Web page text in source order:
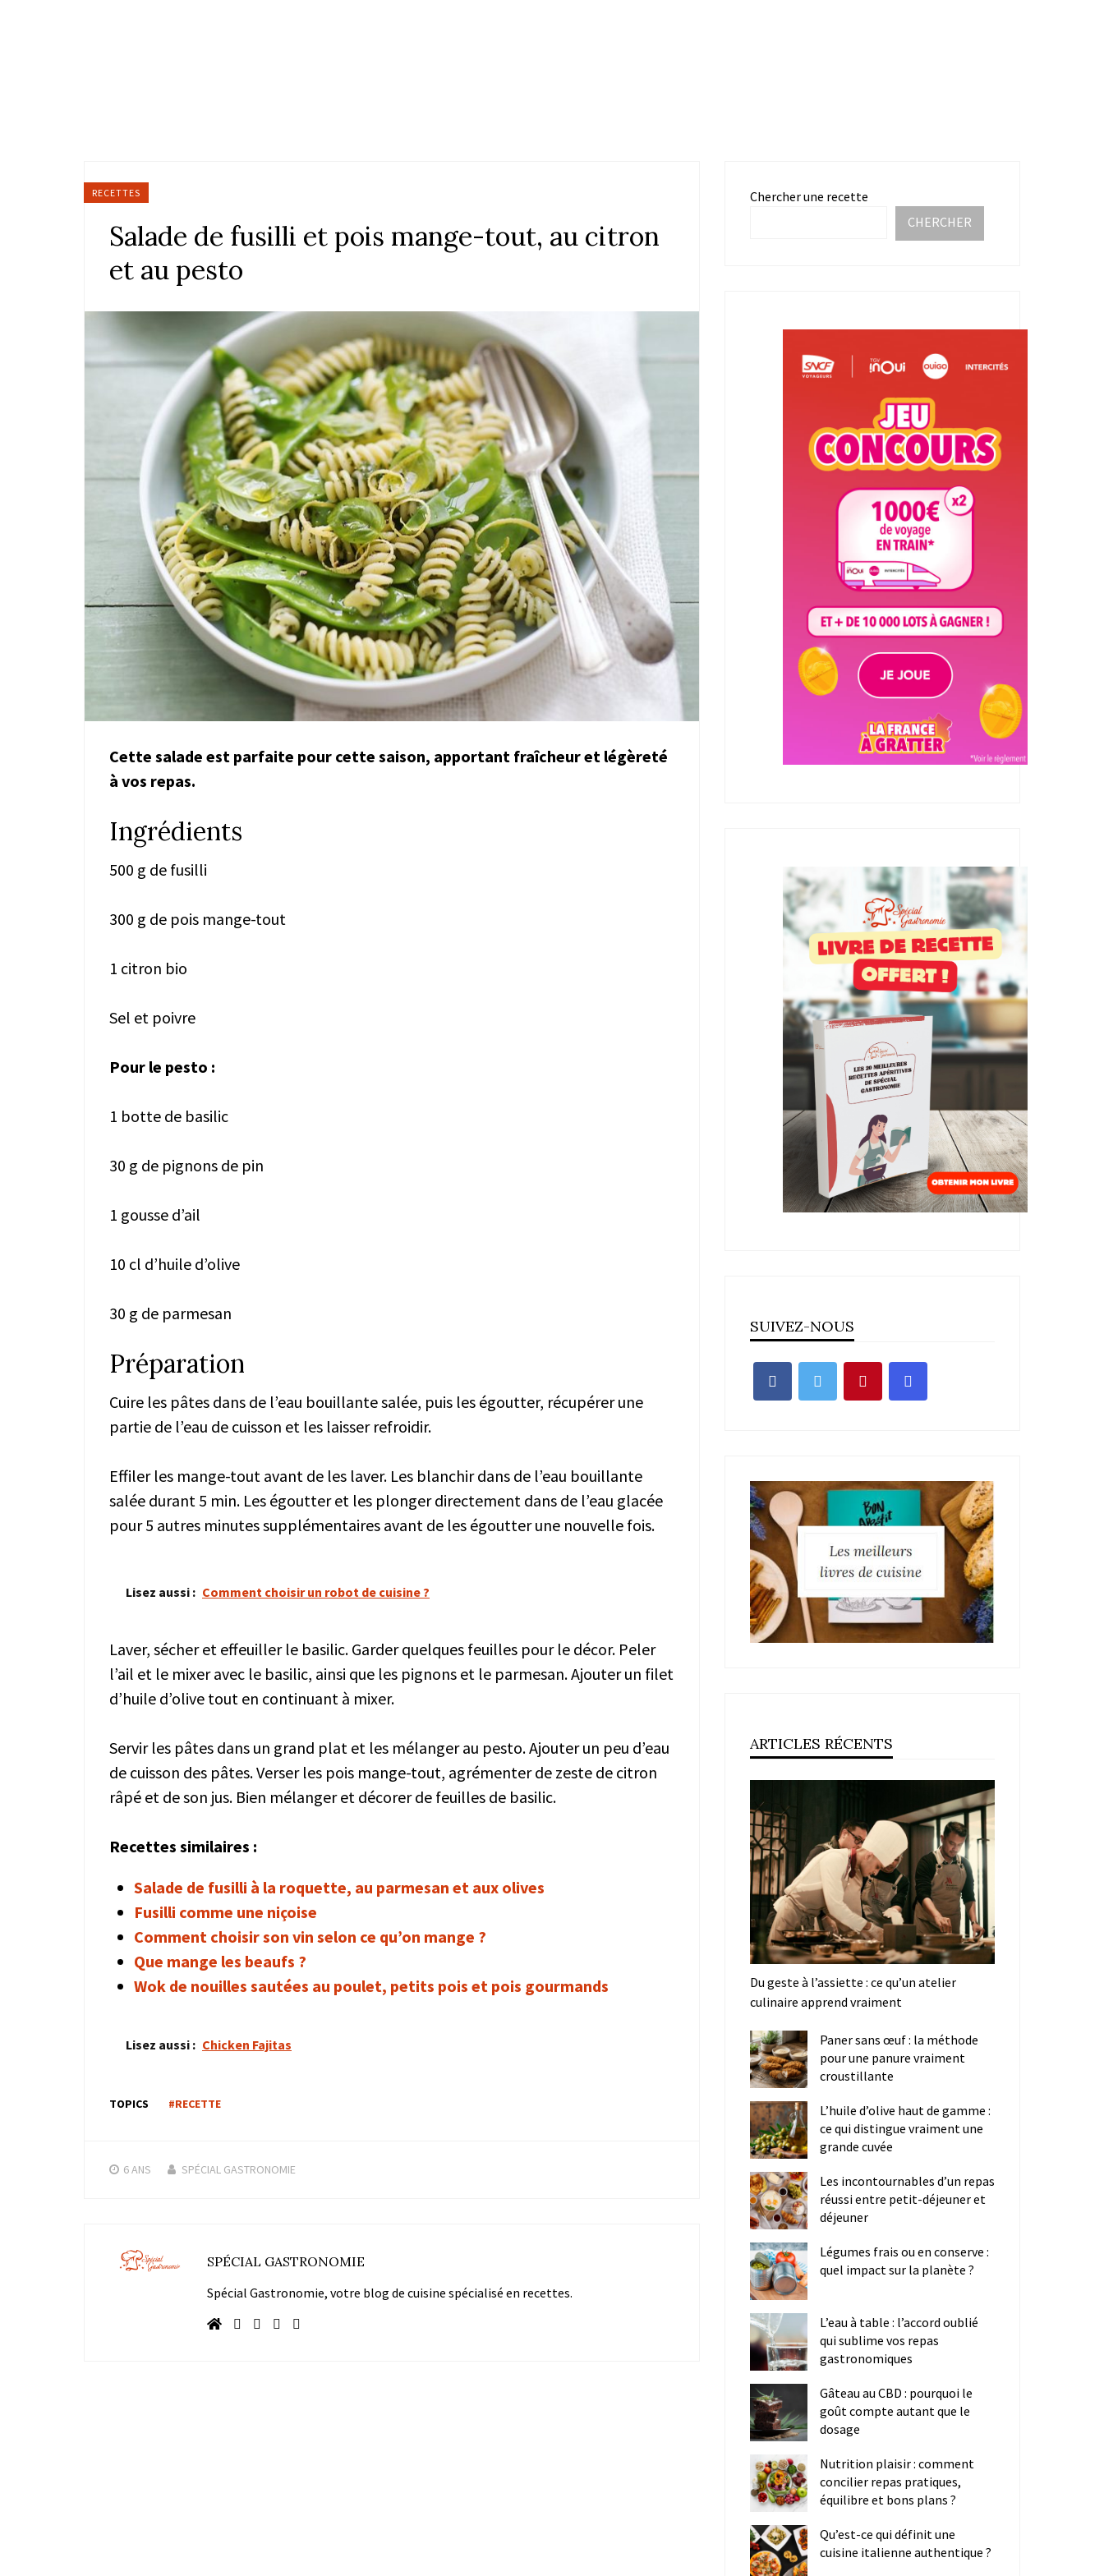
RECETTES
Salade de fusilli et pois mange-tout, au citron
et au pesto
Cette salade est parfaite pour cette saison, apportant fraîcheur et légèreté
à vos repas.
Ingrédients
500 g de fusilli
300 g de pois mange-tout
1 citron bio
Sel et poivre
Pour le pesto :
1 botte de basilic
30 g de pignons de pin
1 gousse d’ail
10 cl d’huile d’olive
30 g de parmesan
Préparation
Cuire les pâtes dans de l’eau bouillante salée, puis les égoutter, récupérer une
partie de l’eau de cuisson et les laisser refroidir.
Effiler les mange-tout avant de les laver. Les blanchir dans de l’eau bouillante
salée durant 5 min. Les égoutter et les plonger directement dans de l’eau glacée
pour 5 autres minutes supplémentaires avant de les égoutter une nouvelle fois.
Lisez aussi : Comment choisir un robot de cuisine ?
Laver, sécher et effeuiller le basilic. Garder quelques feuilles pour le décor. Peler
l’ail et le mixer avec le basilic, ainsi que les pignons et le parmesan. Ajouter un filet
d’huile d’olive tout en continuant à mixer.
Servir les pâtes dans un grand plat et les mélanger au pesto. Ajouter un peu d’eau
de cuisson des pâtes. Verser les pois mange-tout, agrémenter de zeste de citron
râpé et de son jus. Bien mélanger et décorer de feuilles de basilic.
Recettes similaires :
Salade de fusilli à la roquette, au parmesan et aux olives
Fusilli comme une niçoise
Comment choisir son vin selon ce qu’on mange ?
Que mange les beaufs ?
Wok de nouilles sautées au poulet, petits pois et pois gourmands
Lisez aussi : Chicken Fajitas
TOPICS #RECETTE
6 ANS SPÉCIAL GASTRONOMIE
SPÉCIAL GASTRONOMIE
Spécial Gastronomie, votre blog de cuisine spécialisé en recettes.
Chercher une recette
CHERCHER
SUIVEZ-NOUS
ARTICLES RÉCENTS
Du geste à l’assiette : ce qu’un atelier
culinaire apprend vraiment
Paner sans œuf : la méthode
pour une panure vraiment
croustillante
L’huile d’olive haut de gamme :
ce qui distingue vraiment une
grande cuvée
Les incontournables d’un repas
réussi entre petit-déjeuner et
déjeuner
Légumes frais ou en conserve :
quel impact sur la planète ?
L’eau à table : l’accord oublié
qui sublime vos repas
gastronomiques
Gâteau au CBD : pourquoi le
goût compte autant que le
dosage
Nutrition plaisir : comment
concilier repas pratiques,
équilibre et bons plans ?
Qu’est-ce qui définit une
cuisine italienne authentique ?